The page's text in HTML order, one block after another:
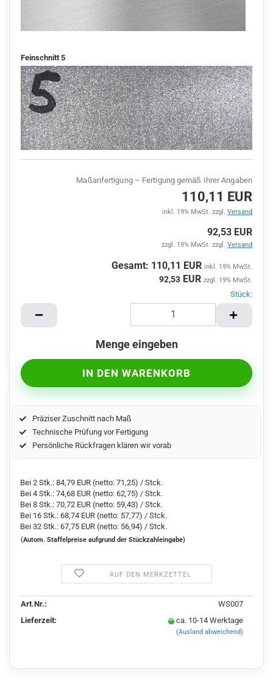
Feinschnitt 5
Maßanfertigung – Fertigung gemäß Ihrer Angaben
110,11 EUR
inkl. 19% MwSt. zzgl. Versand
92,53 EUR
zzgl. 19% MwSt. zzgl. Versand
Gesamt: 110,11 EUR inkl. 19% MwSt.
92,53 EUR zzgl. 19% MwSt.
Stück:
Stück
Menge eingeben
Präziser Zuschnitt nach Maß
Technische Prüfung vor Fertigung
Persönliche Rückfragen klären wir vorab
Bei 2 Stk.: 84,79 EUR (netto: 71,25) / Stck.
Bei 4 Stk.: 74,68 EUR (netto: 62,75) / Stck.
Bei 8 Stk.: 70,72 EUR (netto: 59,43) / Stck.
Bei 16 Stk.: 68,74 EUR (netto: 57,77) / Stck.
Bei 32 Stk.: 67,75 EUR (netto: 56,94) / Stck.
(Autom. Staffelpreise aufgrund der Stückzahleingabe)
AUF DEN MERKZETTEL
Art.Nr.:
WS007
Lieferzeit:
ca. 10-14 Werktage
(Ausland abweichend)